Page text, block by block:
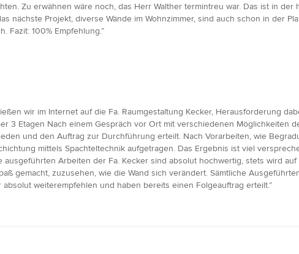
Zu erwähnen wäre noch, das Herr Walther termintreu war. Das ist in der
nächste Projekt, diverse Wände im Wohnzimmer, sind auch schon in der
Fazit: 100% Empfehlung.”
wir im Internet auf die Fa. Raumgestaltung Kecker, Herausforderung
3 Etagen Nach einem Gespräch vor Ort mit verschiedenen Möglichkeiten
und den Auftrag zur Durchführung erteilt. Nach Vorarbeiten, wie
mittels Spachteltechnik aufgetragen. Das Ergebnis ist viel
Arbeiten der Fa. Kecker sind absolut hochwertig, stets wird auf
gemacht, zuzusehen, wie die Wand sich verändert. Sämtliche
weiterempfehlen und haben bereits einen Folgeauftrag erteilt.”